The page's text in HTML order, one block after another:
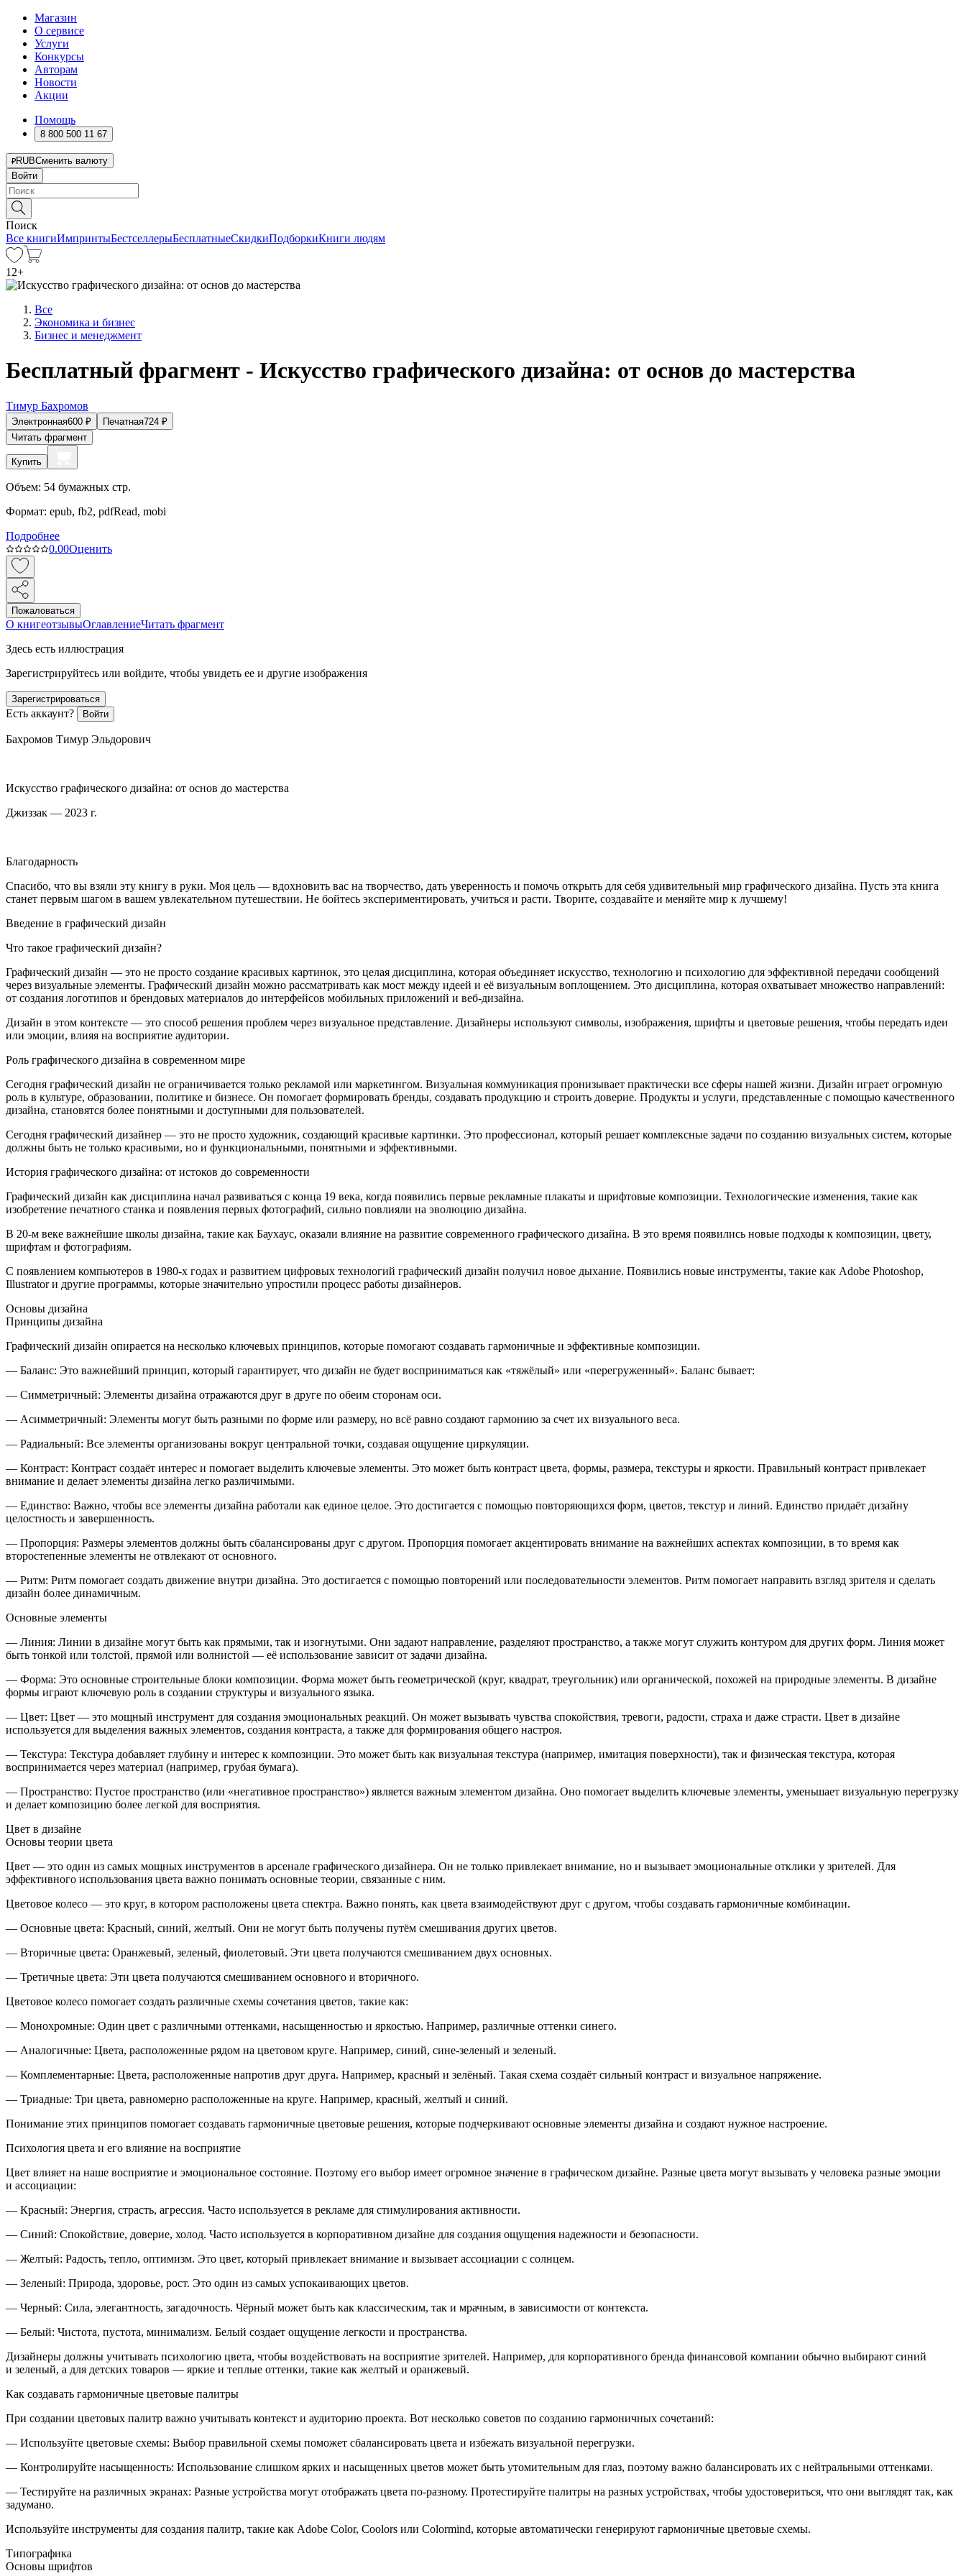
Магазин
О сервисе
Услуги
Конкурсы
Авторам
Новости
Акции
Помощь
8 800 500 11 67
RUBСменить валюту
Войти
Поиск
Все книгиИмпринтыБестселлерыБесплатныеСкидкиПодборкиКниги людям
12+
Все
Экономика и бизнес
Бизнес и менеджмент
Бесплатный фрагмент - Искусство графического дизайна: от основ до мастерства
Тимур Бахромов
Электронная600 ₽ Печатная724 ₽
Читать фрагмент
Купить
Объем: 54 бумажных стр.
Формат: epub, fb2, pdfRead, mobi
Подробнее
0.00Оценить
Пожаловаться
О книгеотзывыОглавлениеЧитать фрагмент
Здесь есть иллюстрация
Зарегистрируйтесь или войдите, чтобы увидеть ее и другие изображения
Зарегистрироваться
Есть аккаунт? Войти
Бахромов Тимур Эльдорович
Искусство графического дизайна: от основ до мастерства
Джиззак — 2023 г.
Благодарность
Спасибо, что вы взяли эту книгу в руки. Моя цель — вдохновить вас на творчество, дать уверенность и помочь открыть для себя удивительный мир графического дизайна. Пусть эта книга
станет первым шагом в вашем увлекательном путешествии. Не бойтесь экспериментировать, учиться и расти. Творите, создавайте и меняйте мир к лучшему!
Введение в графический дизайн
Что такое графический дизайн?
Графический дизайн — это не просто создание красивых картинок, это целая дисциплина, которая объединяет искусство, технологию и психологию для эффективной передачи сообщений
через визуальные элементы. Графический дизайн можно рассматривать как мост между идеей и её визуальным воплощением. Это дисциплина, которая охватывает множество направлений:
от создания логотипов и брендовых материалов до интерфейсов мобильных приложений и веб-дизайна.
Дизайн в этом контексте — это способ решения проблем через визуальное представление. Дизайнеры используют символы, изображения, шрифты и цветовые решения, чтобы передать идеи
или эмоции, влияя на восприятие аудитории.
Роль графического дизайна в современном мире
Сегодня графический дизайн не ограничивается только рекламой или маркетингом. Визуальная коммуникация пронизывает практически все сферы нашей жизни. Дизайн играет огромную
роль в культуре, образовании, политике и бизнесе. Он помогает формировать бренды, создавать продукцию и строить доверие. Продукты и услуги, представленные с помощью качественного
дизайна, становятся более понятными и доступными для пользователей.
Сегодня графический дизайнер — это не просто художник, создающий красивые картинки. Это профессионал, который решает комплексные задачи по созданию визуальных систем, которые
должны быть не только красивыми, но и функциональными, понятными и эффективными.
История графического дизайна: от истоков до современности
Графический дизайн как дисциплина начал развиваться с конца 19 века, когда появились первые рекламные плакаты и шрифтовые композиции. Технологические изменения, такие как
изобретение печатного станка и появления первых фотографий, сильно повлияли на эволюцию дизайна.
В 20-м веке важнейшие школы дизайна, такие как Баухаус, оказали влияние на развитие современного графического дизайна. В это время появились новые подходы к композиции, цвету,
шрифтам и фотографиям.
С появлением компьютеров в 1980-х годах и развитием цифровых технологий графический дизайн получил новое дыхание. Появились новые инструменты, такие как Adobe Photoshop,
Illustrator и другие программы, которые значительно упростили процесс работы дизайнеров.
Основы дизайна
Принципы дизайна
Графический дизайн опирается на несколько ключевых принципов, которые помогают создавать гармоничные и эффективные композиции.
— Баланс: Это важнейший принцип, который гарантирует, что дизайн не будет восприниматься как «тяжёлый» или «перегруженный». Баланс бывает:
— Симметричный: Элементы дизайна отражаются друг в друге по обеим сторонам оси.
— Асимметричный: Элементы могут быть разными по форме или размеру, но всё равно создают гармонию за счет их визуального веса.
— Радиальный: Все элементы организованы вокруг центральной точки, создавая ощущение циркуляции.
— Контраст: Контраст создаёт интерес и помогает выделить ключевые элементы. Это может быть контраст цвета, формы, размера, текстуры и яркости. Правильный контраст привлекает
внимание и делает элементы дизайна легко различимыми.
— Единство: Важно, чтобы все элементы дизайна работали как единое целое. Это достигается с помощью повторяющихся форм, цветов, текстур и линий. Единство придаёт дизайну
целостность и завершенность.
— Пропорция: Размеры элементов должны быть сбалансированы друг с другом. Пропорция помогает акцентировать внимание на важнейших аспектах композиции, в то время как
второстепенные элементы не отвлекают от основного.
— Ритм: Ритм помогает создать движение внутри дизайна. Это достигается с помощью повторений или последовательности элементов. Ритм помогает направить взгляд зрителя и сделать
дизайн более динамичным.
Основные элементы
— Линия: Линии в дизайне могут быть как прямыми, так и изогнутыми. Они задают направление, разделяют пространство, а также могут служить контуром для других форм. Линия может
быть тонкой или толстой, прямой или волнистой — её использование зависит от задачи дизайна.
— Форма: Это основные строительные блоки композиции. Форма может быть геометрической (круг, квадрат, треугольник) или органической, похожей на природные элементы. В дизайне
формы играют ключевую роль в создании структуры и визуального языка.
— Цвет: Цвет — это мощный инструмент для создания эмоциональных реакций. Он может вызывать чувства спокойствия, тревоги, радости, страха и даже страсти. Цвет в дизайне
используется для выделения важных элементов, создания контраста, а также для формирования общего настроя.
— Текстура: Текстура добавляет глубину и интерес к композиции. Это может быть как визуальная текстура (например, имитация поверхности), так и физическая текстура, которая
воспринимается через материал (например, грубая бумага).
— Пространство: Пустое пространство (или «негативное пространство») является важным элементом дизайна. Оно помогает выделить ключевые элементы, уменьшает визуальную перегрузку
и делает композицию более легкой для восприятия.
Цвет в дизайне
Основы теории цвета
Цвет — это один из самых мощных инструментов в арсенале графического дизайнера. Он не только привлекает внимание, но и вызывает эмоциональные отклики у зрителей. Для
эффективного использования цвета важно понимать основные теории, связанные с ним.
Цветовое колесо — это круг, в котором расположены цвета спектра. Важно понять, как цвета взаимодействуют друг с другом, чтобы создавать гармоничные комбинации.
— Основные цвета: Красный, синий, желтый. Они не могут быть получены путём смешивания других цветов.
— Вторичные цвета: Оранжевый, зеленый, фиолетовый. Эти цвета получаются смешиванием двух основных.
— Третичные цвета: Эти цвета получаются смешиванием основного и вторичного.
Цветовое колесо помогает создать различные схемы сочетания цветов, такие как:
— Монохромные: Один цвет с различными оттенками, насыщенностью и яркостью. Например, различные оттенки синего.
— Аналогичные: Цвета, расположенные рядом на цветовом круге. Например, синий, сине-зеленый и зеленый.
— Комплементарные: Цвета, расположенные напротив друг друга. Например, красный и зелёный. Такая схема создаёт сильный контраст и визуальное напряжение.
— Триадные: Три цвета, равномерно расположенные на круге. Например, красный, желтый и синий.
Понимание этих принципов помогает создавать гармоничные цветовые решения, которые подчеркивают основные элементы дизайна и создают нужное настроение.
Психология цвета и его влияние на восприятие
Цвет влияет на наше восприятие и эмоциональное состояние. Поэтому его выбор имеет огромное значение в графическом дизайне. Разные цвета могут вызывать у человека разные эмоции
и ассоциации:
— Красный: Энергия, страсть, агрессия. Часто используется в рекламе для стимулирования активности.
— Синий: Спокойствие, доверие, холод. Часто используется в корпоративном дизайне для создания ощущения надежности и безопасности.
— Желтый: Радость, тепло, оптимизм. Это цвет, который привлекает внимание и вызывает ассоциации с солнцем.
— Зеленый: Природа, здоровье, рост. Это один из самых успокаивающих цветов.
— Черный: Сила, элегантность, загадочность. Чёрный может быть как классическим, так и мрачным, в зависимости от контекста.
— Белый: Чистота, пустота, минимализм. Белый создает ощущение легкости и пространства.
Дизайнеры должны учитывать психологию цвета, чтобы воздействовать на восприятие зрителей. Например, для корпоративного бренда финансовой компании обычно выбирают синий
и зеленый, а для детских товаров — яркие и теплые оттенки, такие как желтый и оранжевый.
Как создавать гармоничные цветовые палитры
При создании цветовых палитр важно учитывать контекст и аудиторию проекта. Вот несколько советов по созданию гармоничных сочетаний:
— Используйте цветовые схемы: Выбор правильной схемы поможет сбалансировать цвета и избежать визуальной перегрузки.
— Контролируйте насыщенность: Использование слишком ярких и насыщенных цветов может быть утомительным для глаз, поэтому важно балансировать их с нейтральными оттенками.
— Тестируйте на различных экранах: Разные устройства могут отображать цвета по-разному. Протестируйте палитры на разных устройствах, чтобы удостовериться, что они выглядят так, как
задумано.
Используйте инструменты для создания палитр, такие как Adobe Color, Coolors или Colormind, которые автоматически генерируют гармоничные цветовые схемы.
Типографика
Основы шрифтов